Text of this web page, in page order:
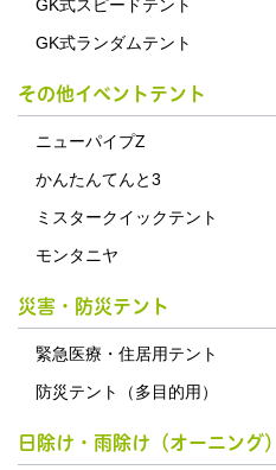
GK式スピードテント
GK式ランダムテント
その他イベントテント
ニューパイプZ
かんたんてんと3
ミスタークイックテント
モンタニヤ
災害・防災テント
緊急医療・住居用テント
防災テント（多目的用）
日除け・雨除け（オーニング）